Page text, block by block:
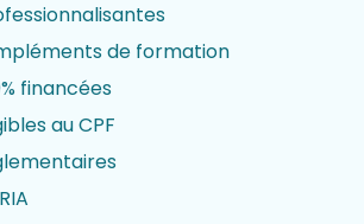
de formation
financées
au CPF